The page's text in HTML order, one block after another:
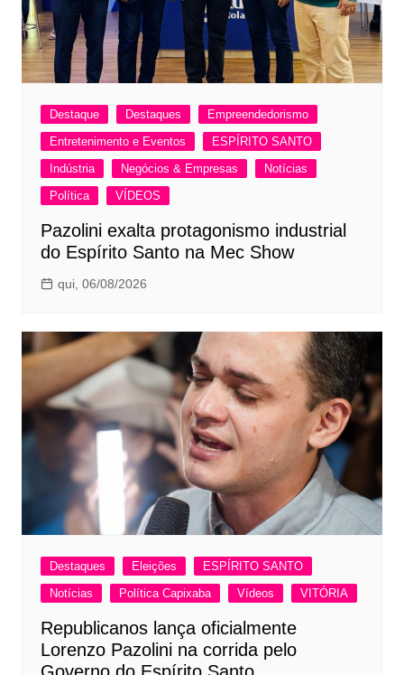
Destaque Destaques
Empreendedorismo
Entretenimento e Eventos
ESPÍRITO SANTO
Indústria
Negócios & Empresas
Notícias
Política
VÍDEOS
Pazolini exalta protagonismo industrial
do Espírito Santo na Mec Show
qui, 06/08/2026
Destaques Eleições
ESPÍRITO SANTO
Notícias
Política Capixaba Vídeos VITÓRIA
Republicanos lança oficialmente
Lorenzo Pazolini na corrida pelo